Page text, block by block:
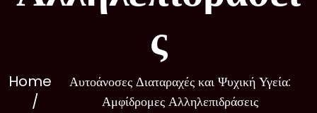
ς
Home
Αυτοάνοσες Διαταραχές και Ψυχική Υγεία:
Αμφίδρομες Αλληλεπιδράσεις